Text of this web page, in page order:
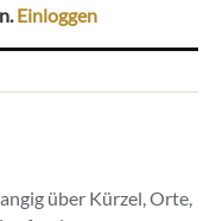
Einloggen
über Kürzel, Orte,